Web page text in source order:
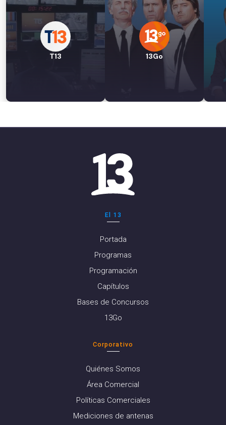
T13 13Go
El 13
Portada
Programas
Programación
Capítulos
Bases de Concursos
13Go
Corporativo
Quiénes Somos
Área Comercial
Políticas Comerciales
Mediciones de antenas